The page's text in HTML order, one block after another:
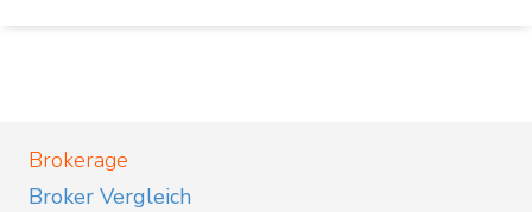
Brokerage
Broker Vergleich